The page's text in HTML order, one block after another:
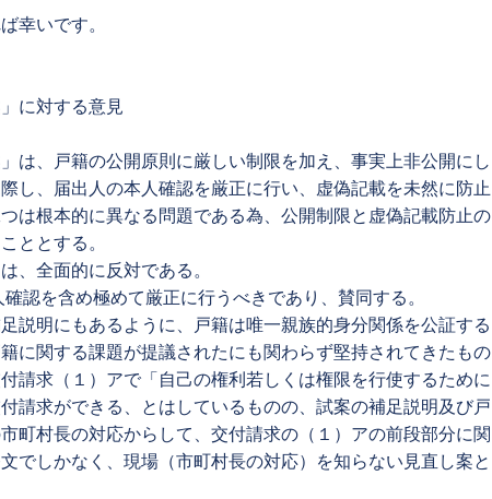
幸いです。
に対する意見
は、戸籍の公開原則に厳しい制限を加え、事実上非公開にし
し、届出人の本人確認を厳正に行い、虚偽記載を未然に防止
は根本的に異なる問題である為、公開制限と虚偽記載防止の
ととする。
、全面的に反対である。
認を含め極めて厳正に行うべきであり、賛同する。
説明にもあるように、戸籍は唯一親族的身分関係を公証する
に関する課題が提議されたにも関わらず堅持されてきたもの
請求（１）アで「自己の権利若しくは権限を行使するために
請求ができる、とはしているものの、試案の補足説明及び戸
町村長の対応からして、交付請求の（１）アの前段部分に関
でしかなく、現場（市町村長の対応）を知らない見直し案と